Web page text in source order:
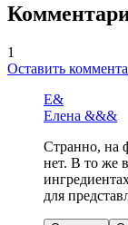
1
Оставить
Е&
Елена &&&
Странно, на
нет. В то же
для